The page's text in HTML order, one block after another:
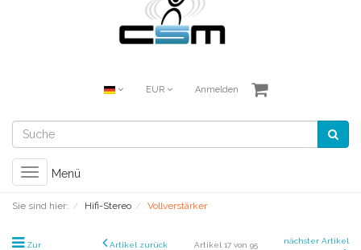
EUR Anmelden
Toggle
navigation
Menü
Sie sind hier: Hifi-Stereo Vollverstärker
Zur
Artikel zurück Artikel 17 von 95 nächster Artikel